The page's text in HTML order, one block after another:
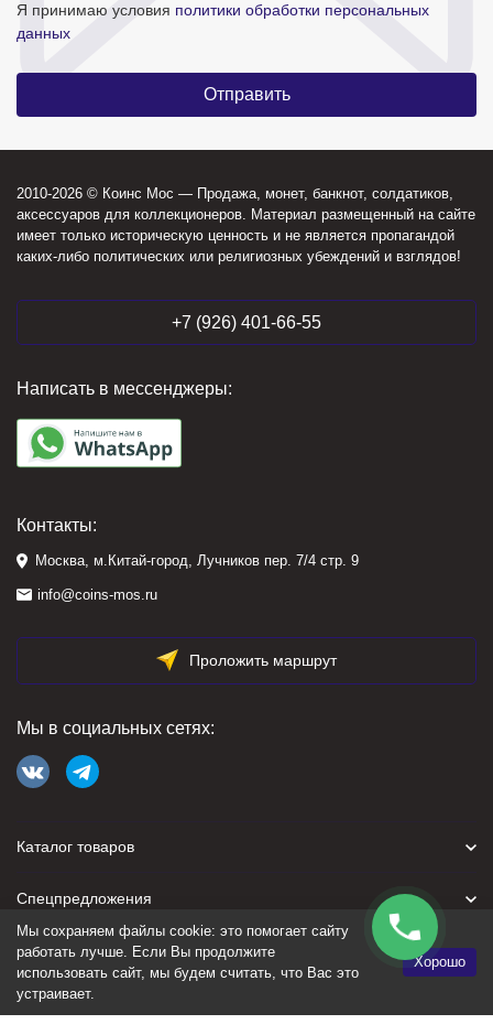
Я принимаю условия политики обработки персональных
данных
2010-2026 © Коинс Мос — Продажа, монет, банкнот, солдатиков,
аксессуаров для коллекционеров. Материал размещенный на сайте
имеет только историческую ценность и не является пропагандой
каких-либо политических или религиозных убеждений и взглядов!
+7 (926) 401-66-55
Написать в мессенджеры:
Контакты:
Москва, м.Китай-город, Лучников пер. 7/4 стр. 9
info@coins-mos.ru
Проложить маршрут
Мы в социальных сетях:
Каталог товаров
Спецпредложения
Для покупателя
Политика персональных данных
Мы сохраняем файлы cookie: это помогает сайту
работать лучше. Если Вы продолжите
использовать сайт, мы будем считать, что Вас это
устраивает.
Хорошо